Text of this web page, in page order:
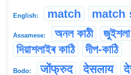
English: match match
Assamese: অনল কাঠী
জুইশলা
দিয়াশলাইৰ কাঠি
দীপ-কাঠি
Bodo: जोंफ्रुद देसलाय